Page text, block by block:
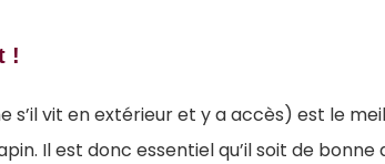
!
s’il vit en extérieur et y a accès) est le
Il est donc essentiel qu’il soit de